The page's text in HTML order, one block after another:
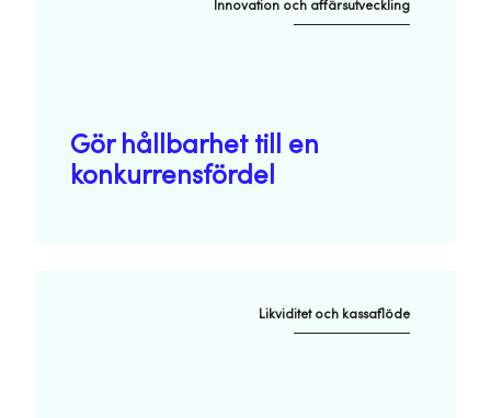
Innovation och affärsutveckling
Gör hållbarhet till en
konkurrensfördel
Likviditet och kassaflöde